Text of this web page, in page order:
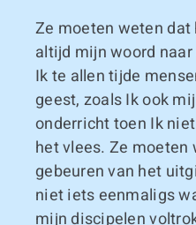
Ze moeten weten
altijd mijn woord
Ik te allen tijde
geest, zoals Ik ook
onderricht toen Ik
het vlees. Ze moeten
gebeuren van het
niet iets eenmaligs
mijn discipelen